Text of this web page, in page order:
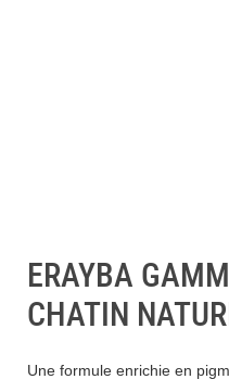
ERAYBA
CHATIN
Une formule enrichie en